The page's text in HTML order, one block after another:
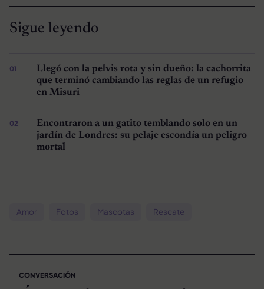
Sigue leyendo
Llegó con la pelvis rota y sin dueño: la cachorrita
que terminó cambiando las reglas de un refugio
en Misuri
Encontraron a un gatito temblando solo en un
jardín de Londres: su pelaje escondía un peligro
mortal
Amor Fotos Mascotas Rescate
CONVERSACIÓN